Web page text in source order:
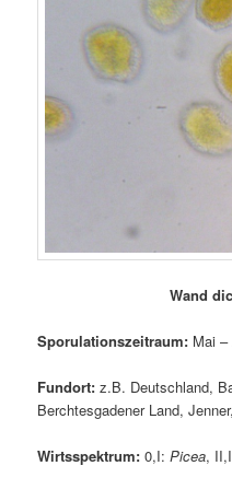
Wand
Sporulationszeitraum: Mai
Fundort:z.B. Deutschland,
Berchtesgadener Land,
Wirtsspektrum: 0,I:Picea,